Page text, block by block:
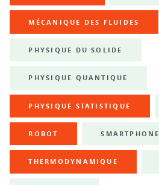
MÉCANIQUE DES FLUIDES
PHYSIQUE DU SOLIDE
PHYSIQUE QUANTIQUE
PHYSIQUE STATISTIQUE
ROBOT SMARTPHONE
THERMODYNAMIQUE